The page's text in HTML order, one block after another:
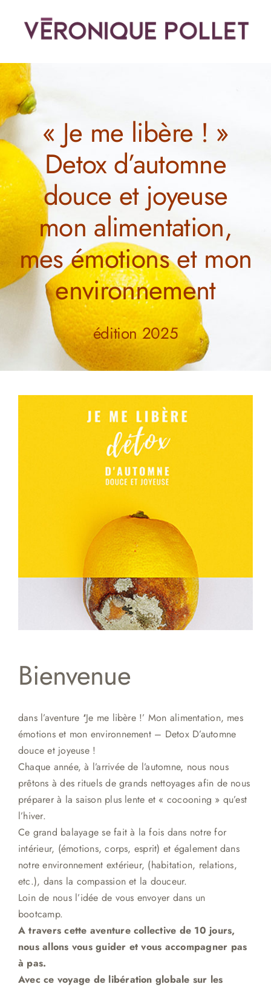
contenu
« Je me libère ! »
Detox d’automne
douce et joyeuse
mon alimentation,
mes émotions et mon
environnement
édition 2025
Bienvenue
dans l’aventure ‘Je me libère !’ Mon alimentation, mes
émotions et mon environnement – Detox D’automne
douce et joyeuse !
Chaque année, à l’arrivée de l’automne, nous nous
prêtons à des rituels de grands nettoyages afin de nous
préparer à la saison plus lente et « cocooning » qu’est
l’hiver.
Ce grand balayage se fait à la fois dans notre for
intérieur, (émotions, corps, esprit) et également dans
notre environnement extérieur, (habitation, relations,
etc.), dans la compassion et la douceur.
Loin de nous l’idée de vous envoyer dans un
bootcamp.
A travers cette aventure collective de 10 jours,
nous allons vous guider et vous accompagner pas
à pas.
Avec ce voyage de libération globale sur les